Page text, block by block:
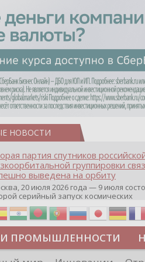
НОВОСТИ
партия спутников
группировки
выведена на орбиту
20 июля 2026 года — 9 июля
серийный запуск космических
которые лягут в основу
отечественной
высокоскоростного
приоритетов нацпроекта
данных и цифровая
государства». Сейчас
ПРОМЫШЛЕННОСТИ